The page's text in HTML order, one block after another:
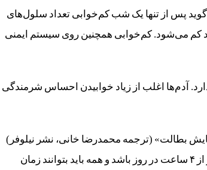
پس از تنها یک شب کم‌خوابی تعداد سلول‌های
همان‌هایی که به سلول‌های سرطانی حمله می‌کنند، تا ۷۰ درصد کم می‌شود. کم‌خوابی همچنین روی سیستم ایمنی
آدم‌ها اغلب از زیاد خوابیدن احساس شرمندگی
بطالت» (ترجمه محمدرضا خانی، نشر نیلوفر)
به همین موضوع می‌پردازد. به گفته راسل ساعت کار انسان‌ها نباید بیشتر از ۴ ساعت در روز باشد و همه باید بتوانند زمان